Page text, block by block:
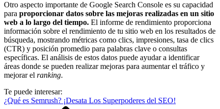
Otro aspecto importante de Google Search Console es su capacidad
para proporcionar datos sobre las mejoras realizadas en un sitio
web a lo largo del tiempo. El informe de rendimiento proporciona
información sobre el rendimiento de tu sitio web en los resultados de
búsqueda, mostrando métricas como clics, impresiones, tasa de clics
(CTR) y posición promedio para palabras clave o consultas
específicas. El análisis de estos datos puede ayudar a identificar
áreas donde se pueden realizar mejoras para aumentar el tráfico y
mejorar el ranking.
Te puede interesar:
¿Qué es Semrush? ¡Desata Los Superpoderes del SEO!